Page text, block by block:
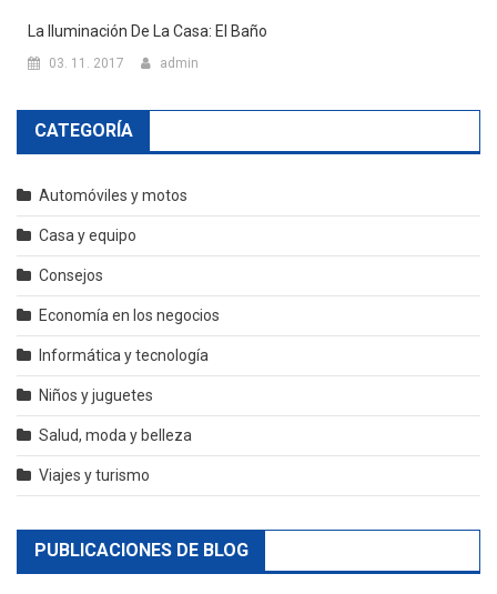
La Iluminación De La Casa: El Baño
03. 11. 2017 admin
CATEGORÍA
Automóviles y motos
Casa y equipo
Consejos
Economía en los negocios
Informática y tecnología
Niños y juguetes
Salud, moda y belleza
Viajes y turismo
PUBLICACIONES DE BLOG